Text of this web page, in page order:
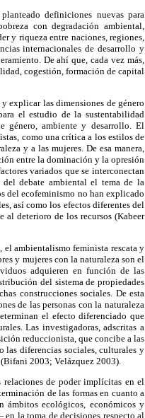
definiciones nuevas para
con degradación ambiental,
y riqueza entre naciones, regiones,
internacionales de desarrollo y
De ahí que, cada vez más,
cogestión, formación de capital
explicar las dimensiones de género
el estudio de la sustentabilidad
género, ambiente y desarrollo. El
como una crítica a los estilos de
y a las mujeres. De esa manera,
entre la dominación y la opresión
variados que se interconectan
debate ambiental el tema de la
del ecofeminismo no han explicado
así como los efectos diferentes del
al deterioro de los recursos (Kabeer
el ambientalismo feminista rescata y
y mujeres con la naturaleza son el
adquieren en función de las
del sistema de propiedades
construcciones sociales. De esta
de las personas con la naturaleza
el efecto diferenciado que
Las investigadoras, adscritas a
reduccionista, que concibe a las
las diferencias sociales, culturales y
2003; Velázquez 2003).
de poder implícitas en el
de las formas en cuanto a
ámbitos ecológicos, económicos y
la toma de decisiones respecto al